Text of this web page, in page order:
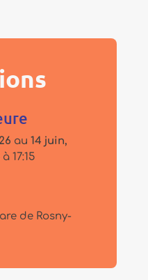
au 14 juin,
17:15
de Rosny-